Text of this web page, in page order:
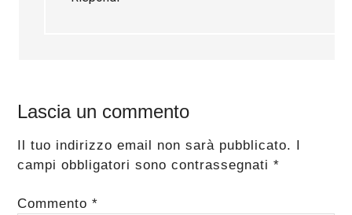
Lascia un commento
Il tuo indirizzo email non sarà pubblicato. I
campi obbligatori sono contrassegnati*
Commento*